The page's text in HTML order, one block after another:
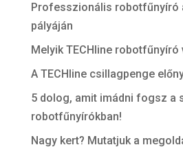
Professzionális robotfűnyíró
pályáján
Melyik TECHline robotfűnyíró
A TECHline csillagpenge
5 dolog, amit imádni fogsz a
robotfűnyírókban!
Nagy kert? Mutatjuk a